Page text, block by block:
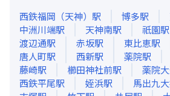
西鉄福岡（天神） 駅 博多駅
中洲川端駅 天神南駅 祇園駅
渡辺通駅 赤坂駅 東比恵駅
唐人町駅 西新駅 薬院駅
藤崎駅 櫛田神社前駅 薬院
西鉄平尾駅 姪浜駅 馬出九